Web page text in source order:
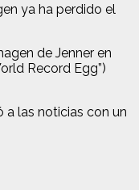
ya ha perdido el
de Jenner en
Record Egg”)
a las noticias con un